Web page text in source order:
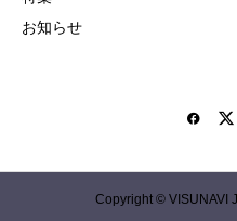
お知らせ
Copyright © VISUNAVI